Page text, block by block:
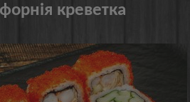
креветка